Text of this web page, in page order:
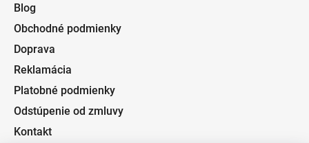
Blog
Obchodné podmienky
Doprava
Reklamácia
Platobné podmienky
Odstúpenie od zmluvy
Kontakt